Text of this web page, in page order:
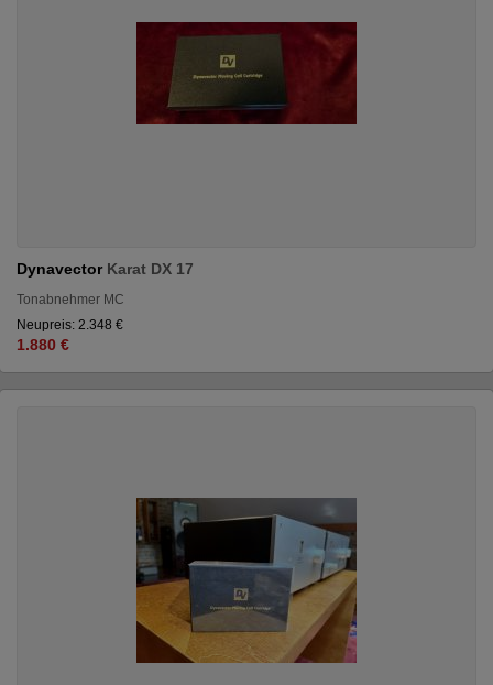
Dynavector Karat DX 17
Tonabnehmer MC
Neupreis: 2.348 €
1.880 €